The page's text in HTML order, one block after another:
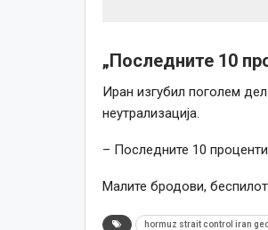
„Последните 10
Иран изгубил поголем
неутрализација.
– Последните 10
Малите бродови,
hormuz strait control iran